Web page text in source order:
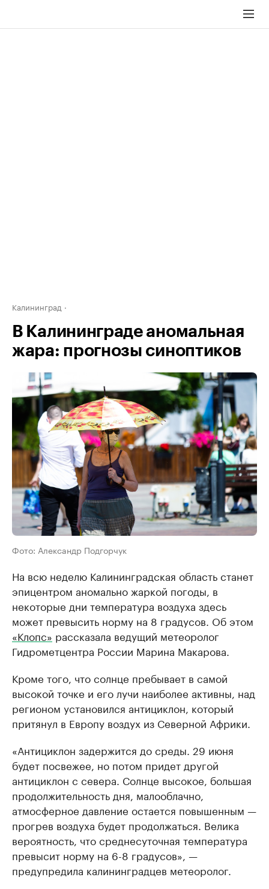
Калининград
В Калининграде аномальная
жара: прогнозы синоптиков
Фото: Александр Подгорчук
На всю неделю Калининградская область станет
эпицентром аномально жаркой погоды, в
некоторые дни температура воздуха здесь
может превысить норму на 8 градусов. Об этом
«Клопс» рассказала ведущий метеоролог
Гидрометцентра России Марина Макарова.
Кроме того, что солнце пребывает в самой
высокой точке и его лучи наиболее активны, над
регионом установился антициклон, который
притянул в Европу воздух из Северной Африки.
«Антициклон задержится до среды. 29 июня
будет посвежее, но потом придет другой
антициклон с севера. Солнце высокое, большая
продолжительность дня, малооблачно,
атмосферное давление остается повышенным —
прогрев воздуха будет продолжаться. Велика
вероятность, что среднесуточная температура
превысит норму на 6-8 градусов», —
предупредила калининградцев метеоролог.